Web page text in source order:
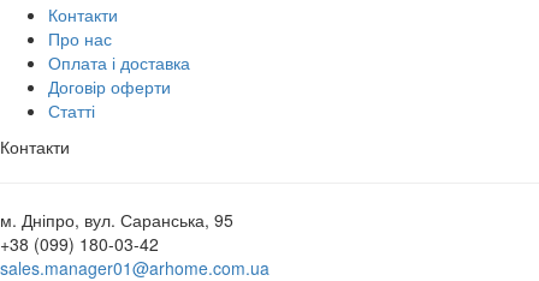
Контакти
Про нас
Оплата і доставка
Договір оферти
Статті
Контакти
м. Дніпро, вул. Саранська, 95
+38 (099) 180-03-42
sales.manager01@arhome.com.ua